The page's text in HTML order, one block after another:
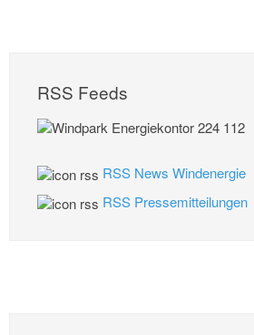
RSS Feeds
RSS News Windenergie
RSS Pressemitteilungen